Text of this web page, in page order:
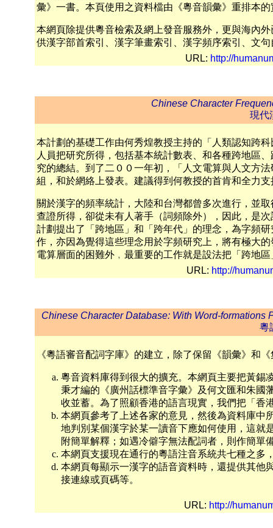
彙》一書。本頁使用之資料檔由《粵音韻彙》重排本
本網頁除提供粵音檢索及網上發音服務外，更與海內
供漢字部首索引、漢字筆畫索引、漢字頻序索引、文
URL: http://
Chinese Character
現代
本計劃的基礎工作由何秀煌教授主持的「人類認知跨
人員把研究所得，包括基本統計數表、和各種跨地區
究的總結。到了二００一年初，「人文電算與人文方
組，和於網絡上發表。建議得到何教授的首肯和全力支
關於漢字的頻率統計，大陸和台灣都曾多次進行，並
查證所得，卻從未有人著手（詞頻除外），因此，是
計劃提出了「跨地區」和「跨年代」的理念，為字頻
作，亦因為覺得這些理念用於字頻研究上，將有極大
電算層面的困難外﹐最重要的工作就是設法把「跨地
URL: http://
Chinese Character Database: With Word-
粵
《粵語審音配詞字庫》的建立，除了保留《韻彙》和
粵音資料庫得到很大的擴充。本網頁主要把黃錫
秉才編的《廣州話標準音字彙》及何文匯和朱國
收並蓄。為了照顧香港的語言現實，我們把「香
本網頁參考了上述各家的意見，然後為資料庫中
地判別某個漢字於某一讀音下應如何使用，這就
附簡單解釋；如遇冷僻字無法配詞者，則作簡單
本網頁支援現在通行的粵語注音系統共七種之多
本網頁每顯示一漢字的語音資料時，還提供其他
接連線或頁碼等。
URL: http://